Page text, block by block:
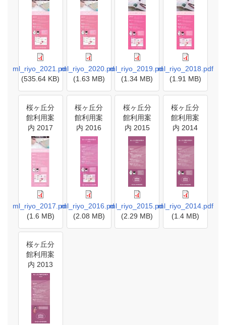
ml_riyo_2021.pdf
(535.64 KB)
ml_riyo_2020.pdf
(1.63 MB)
ml_riyo_2019.pdf
(1.34 MB)
ml_riyo_2018.pdf
(1.91 MB)
桜ヶ丘分
館利用案
内 2017
ml_riyo_2017.pdf
(1.6 MB)
桜ヶ丘分
館利用案
内 2016
ml_riyo_2016.pdf
(2.08 MB)
桜ヶ丘分
館利用案
内 2015
ml_riyo_2015.pdf
(2.29 MB)
桜ヶ丘分
館利用案
内 2014
ml_riyo_2014.pdf
(1.4 MB)
桜ヶ丘分
館利用案
内 2013